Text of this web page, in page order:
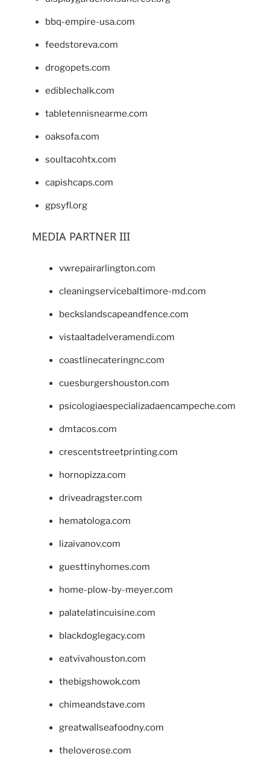
bbq-empire-usa.com
feedstoreva.com
drogopets.com
ediblechalk.com
tabletennisnearme.com
oaksofa.com
soultacohtx.com
capishcaps.com
gpsyfl.org
MEDIA PARTNER III
vwrepairarlington.com
cleaningservicebaltimore-md.com
beckslandscapeandfence.com
vistaaltadelveramendi.com
coastlinecateringnc.com
cuesburgershouston.com
psicologiaespecializadaencampeche.com
dmtacos.com
crescentstreetprinting.com
hornopizza.com
driveadragster.com
hematologa.com
lizaivanov.com
guesttinyhomes.com
home-plow-by-meyer.com
palatelatincuisine.com
blackdoglegacy.com
eatvivahouston.com
thebigshowok.com
chimeandstave.com
greatwallseafoodny.com
theloverose.com